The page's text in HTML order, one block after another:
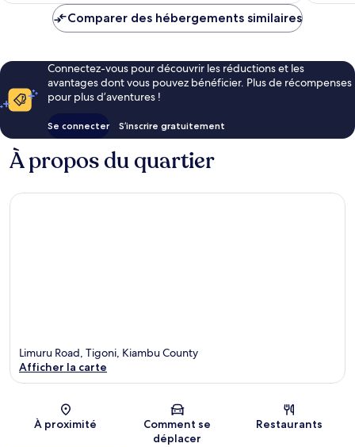
de
Comparer des hébergements similaires
Connectez-vous pour découvrir les réductions et les
avantages dont vous pouvez bénéficier. Plus de récompenses
pour plus d’aventures !
Se connecter S’inscrire gratuitement
À propos du quartier
Carte
Limuru Road, Tigoni, Kiambu County
Afficher la carte
À proximité
Comment se
déplacer
Restaurants